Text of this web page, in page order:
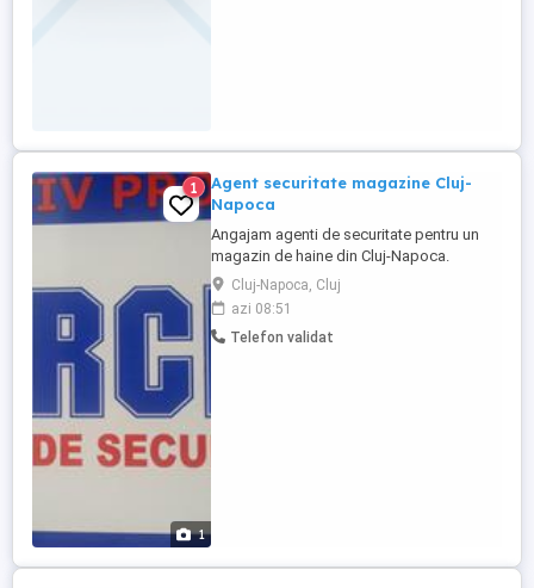
1
1
Agent securitate magazine Cluj-
Napoca
Angajam agenti de securitate pentru un
magazin de haine din Cluj-Napoca.
Programul este în ture de zi (10:00 - 22:00).
Cerinte: -atestat agent securitate -
seriozitate, punctualitate -experienta in
securitatea incintelor. Tariful net începând
Cluj-Napoca, Cluj
azi 08:51
Telefon validat